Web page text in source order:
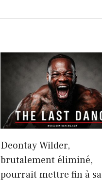
Deontay Wilder,
brutalement éliminé,
pourrait mettre fin à sa